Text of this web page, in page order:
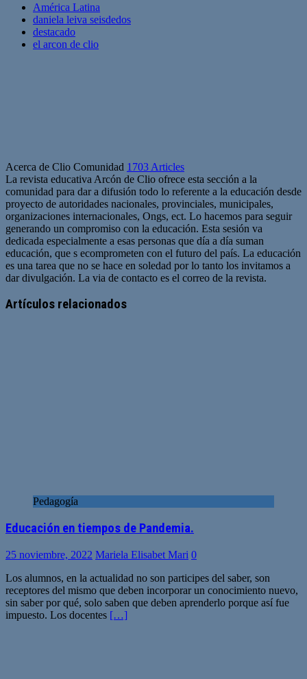
América Latina
daniela leiva seisdedos
destacado
el arcon de clio
Acerca de Clio Comunidad 1703 Articles
La revista educativa Arcón de Clio ofrece esta sección a la
comunidad para dar a difusión todo lo referente a la educación desde
proyecto de autoridades nacionales, provinciales, municipales,
organizaciones internacionales, Ongs, ect. Lo hacemos para seguir
generando un compromiso con la educación. Esta sesión va
dedicada especialmente a esas personas que día a día suman
educación, que s ecomprometen con el futuro del país. La educación
es una tarea que no se hace en soledad por lo tanto los invitamos a
dar divulgación. La via de contacto es el correo de la revista.
web
Artículos relacionados
Pedagogía
Educación en tiempos de Pandemia.
25 noviembre, 2022 Mariela Elisabet Mari 0
Los alumnos, en la actualidad no son participes del saber, son
receptores del mismo que deben incorporar un conocimiento nuevo,
sin saber por qué, solo saben que deben aprenderlo porque así fue
impuesto. Los docentes […]